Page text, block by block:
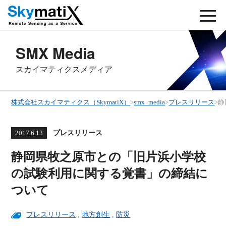
SMX Media
スカイマティクスメディア
株式会社スカイマティクス（SkymatiX）>smx_media>プレスリリース>静
2017.6.13 プレスリリース
静岡県牧之原市との「旧片浜小学校
の試験利用に関する覚書」の締結に
ついて
プレスリリース ,地方創生 , 防災